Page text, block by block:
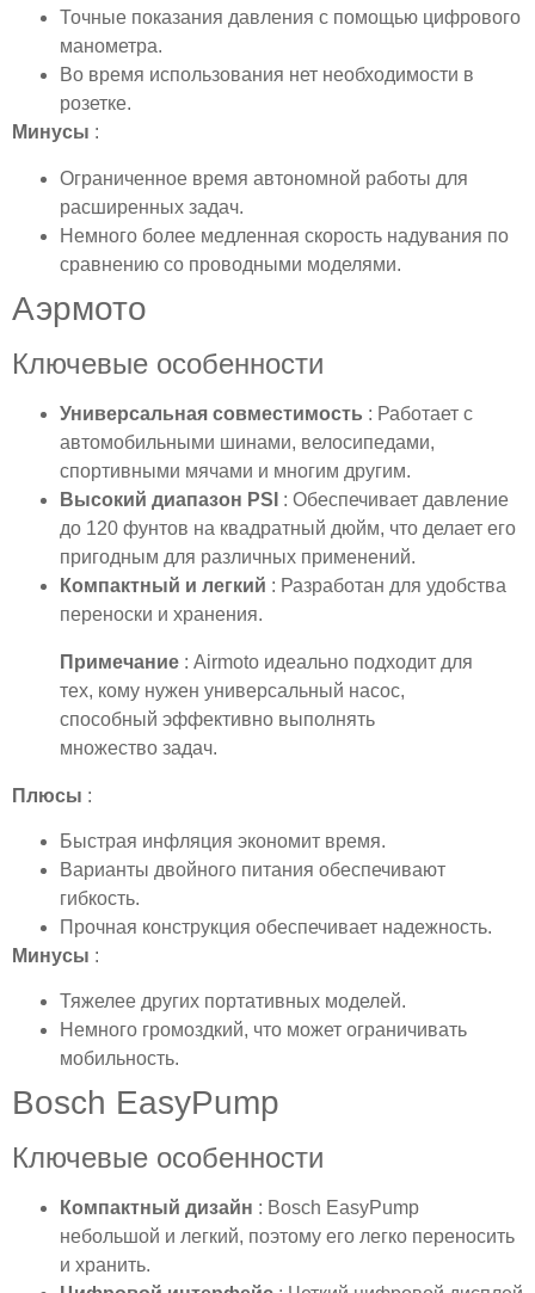
Точные показания давления с помощью цифрового
манометра.
Во время использования нет необходимости в
розетке.
Минусы :
Ограниченное время автономной работы для
расширенных задач.
Немного более медленная скорость надувания по
сравнению со проводными моделями.
Аэрмото
Ключевые особенности
Универсальная совместимость : Работает с
автомобильными шинами, велосипедами,
спортивными мячами и многим другим.
Высокий диапазон PSI : Обеспечивает давление
до 120 фунтов на квадратный дюйм, что делает его
пригодным для различных применений.
Компактный и легкий : Разработан для удобства
переноски и хранения.
Примечание : Airmoto идеально подходит для
тех, кому нужен универсальный насос,
способный эффективно выполнять
множество задач.
Плюсы :
Быстрая инфляция экономит время.
Варианты двойного питания обеспечивают
гибкость.
Прочная конструкция обеспечивает надежность.
Минусы :
Тяжелее других портативных моделей.
Немного громоздкий, что может ограничивать
мобильность.
Bosch EasyPump
Ключевые особенности
Компактный дизайн : Bosch EasyPump
небольшой и легкий, поэтому его легко переносить
и хранить.